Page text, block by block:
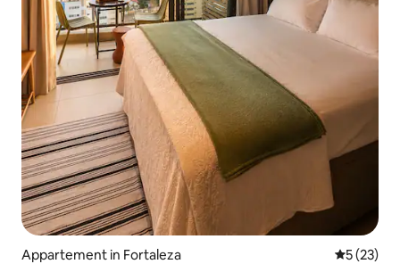
Appartement in Fortaleza 5 (23)